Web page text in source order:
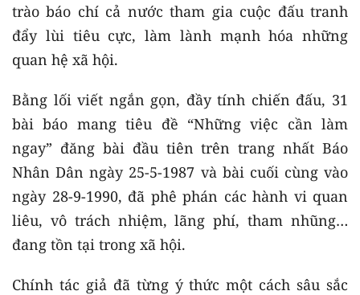
trào báo chí cả nước tham gia cuộc đấu tranh
đẩy lùi tiêu cực, làm lành mạnh hóa những
quan hệ xã hội.
Bằng lối viết ngắn gọn, đầy tính chiến đấu, 31
bài báo mang tiêu đề “Những việc cần làm
ngay” đăng bài đầu tiên trên trang nhất Báo
Nhân Dân ngày 25-5-1987 và bài cuối cùng vào
ngày 28-9-1990, đã phê phán các hành vi quan
liêu, vô trách nhiệm, lãng phí, tham nhũng…
đang tồn tại trong xã hội.
Chính tác giả đã từng ý thức một cách sâu sắc